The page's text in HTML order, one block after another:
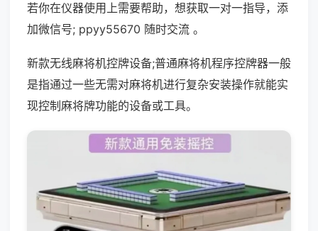
若你在仪器使用上需要帮助，想获取一对一指导，添
加微信号; ppyy55670 随时交流 。
新款无线麻将机控牌设备;普通麻将机程序控牌器一般
是指通过一些无需对麻将机进行复杂安装操作就能实
现控制麻将牌功能的设备或工具。